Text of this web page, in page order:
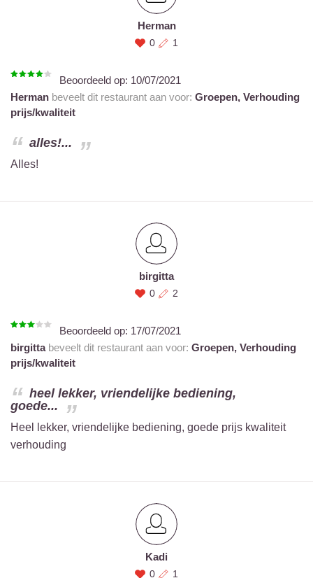
Herman
0 1
Beoordeeld op: 10/07/2021
Herman beveelt dit restaurant aan voor: Groepen, Verhouding
prijs/kwaliteit
alles!...
Alles!
birgitta
0 2
Beoordeeld op: 17/07/2021
birgittabeveelt dit restaurant aan voor: Groepen, Verhouding
prijs/kwaliteit
heel lekker, vriendelijke bediening,
goede...
Heel lekker, vriendelijke bediening, goede prijs kwaliteit
verhouding
Kadi
0 1